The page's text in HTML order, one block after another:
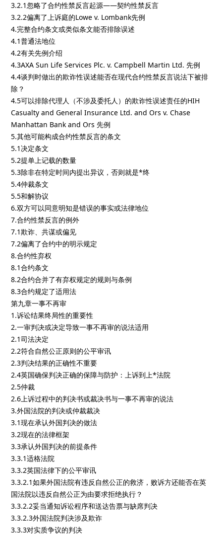
3.2.1忽略了合约性禁反言起源——契约性禁反言
3.2.2偏离了上诉庭的Lowe v. Lombank先例
4.完整合约条文或类似条文能否排除误述
4.1普通法地位
4.2有关先例介绍
4.3AXA Sun Life Services Plc. v. Campbell Martin Ltd. 先例
4.4谈判时做出的欺诈性误述能否在现代合约性禁反言说法下被排
除？
4.5可以排除代理人（不涉及委托人）的欺诈性误述责任的HIH
Casualty and General Insurance Ltd. and Ors v. Chase
Manhattan Bank and Ors 先例
5.其他可能构成合约性禁反言的条文
5.1决定条文
5.2提单上记载的数量
5.3除非在特定时间内提出异议，否则就是*终
5.4仲裁条文
5.5和解协议
6.双方可以同意明知是错误的事实或法律地位
7.合约性禁反言的例外
7.1欺诈、共谋或偏见
7.2偏离了合约中的明示规定
8.合约性弃权
8.1合约条文
8.2合约合并了有弃权规定的规则与条例
8.3合约规定了适用法
第九章一事不再审
1.诉讼结果终局性的重要性
2.一审判决或决定导致一事不再审的说法适用
2.1司法决定
2.2符合自然公正原则的公平审讯
2.3判决结果的正确性不重要
2.4英国确保判决正确的保障与防护：上诉到上*法院
2.5仲裁
2.6上诉过程中的判决书或裁决书与一事不再审的说法
3.外国法院的判决或仲裁裁决
3.1现在承认外国判决的做法
3.2现在的法律框架
3.3承认外国判决的前提条件
3.3.1适格法院
3.3.2英国法律下的公平审讯
3.3.2.1如果外国法院有违反自然公正的救济，败诉方还能否在英
国法院以违反自然公正为由要求拒绝执行？
3.3.2.2妥当通知诉讼程序和送达告票与缺席判决
3.3.2.3外国法院判决涉及欺诈
3.3.3对实质争议的判决